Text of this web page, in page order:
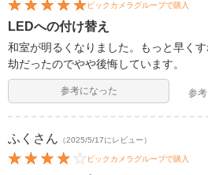
ビックカメラグループで購入
LEDへの付け替え
和室が明るくなりました。もっと早く
劫だったのでやや後悔しています。
参考になった 参
ふく さん （2025/5/17にレビュー）
ビックカメラグループで購入